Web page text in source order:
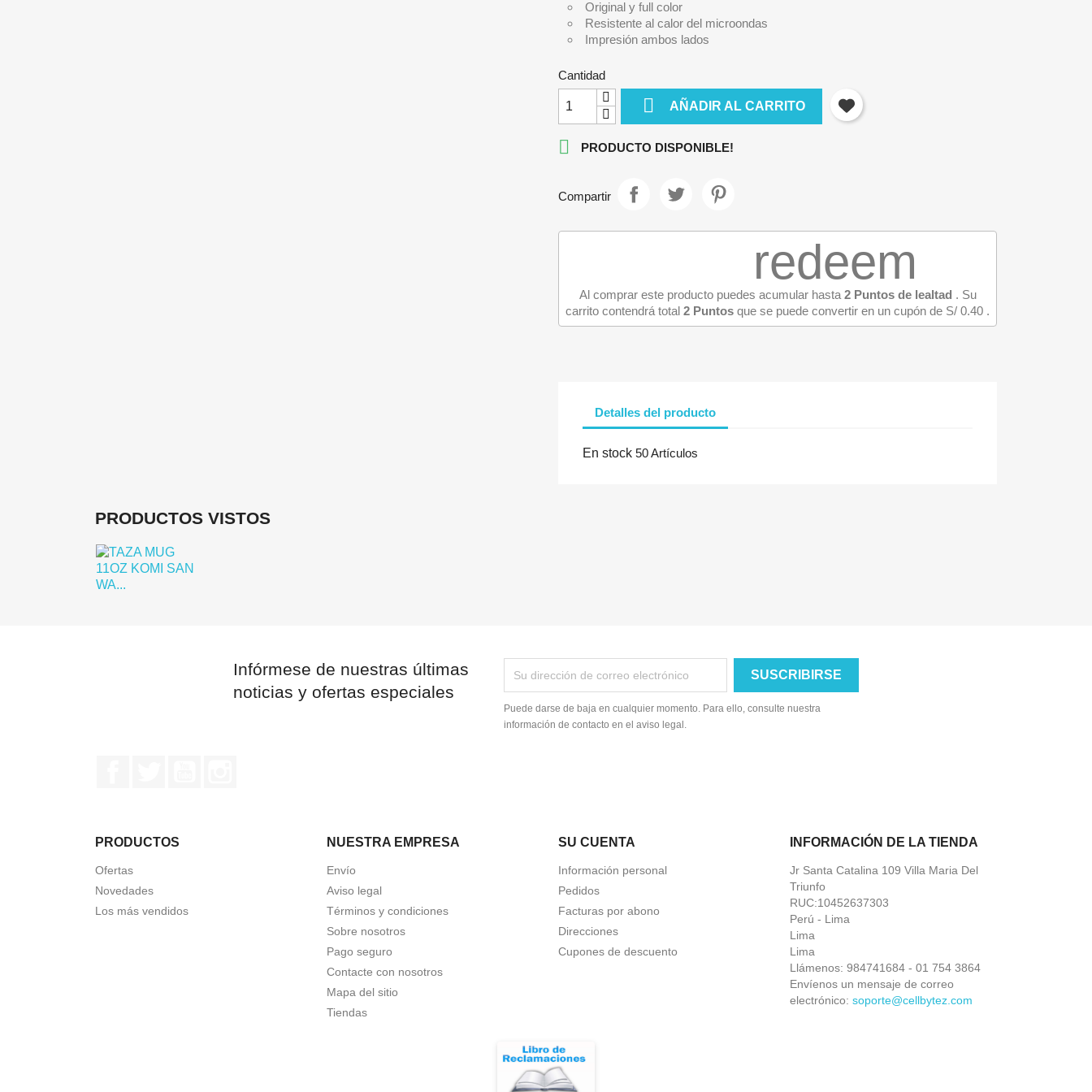
IPHONE 13 PRO MAX
Original y full color
Resistente al calor del microondas
Impresión ambos lados
Cantidad
 AÑADIR AL CARRITO
 PRODUCTO DISPONIBLE!
Compartir
redeem
Al comprar este producto puedes acumular hasta 2Puntos de lealtad . Su
carrito contendrá total 2 Puntos que se puede convertir en un cupón de S/ 0.40 .
Detalles del producto
En stock 50 Artículos
PRODUCTOS VISTOS
Infórmese de nuestras últimas
noticias y ofertas especiales
Puede darse de baja en cualquier momento. Para ello, consulte nuestra
información de contacto en el aviso legal.
PRODUCTOS
Ofertas
Novedades
Los más vendidos
NUESTRA EMPRESA
Envío
Aviso legal
Términos y condiciones
Sobre nosotros
Pago seguro
Contacte con nosotros
Mapa del sitio
Tiendas
SU CUENTA
Información personal
Pedidos
Facturas por abono
Direcciones
Cupones de descuento
INFORMACIÓN DE LA TIENDA
Jr Santa Catalina 109 Villa Maria Del
Triunfo
RUC:10452637303
Perú - Lima
Lima
Lima
Llámenos: 984741684 - 01 754 3864
Envíenos un mensaje de correo
electrónico: soporte@cellbytez.com
×